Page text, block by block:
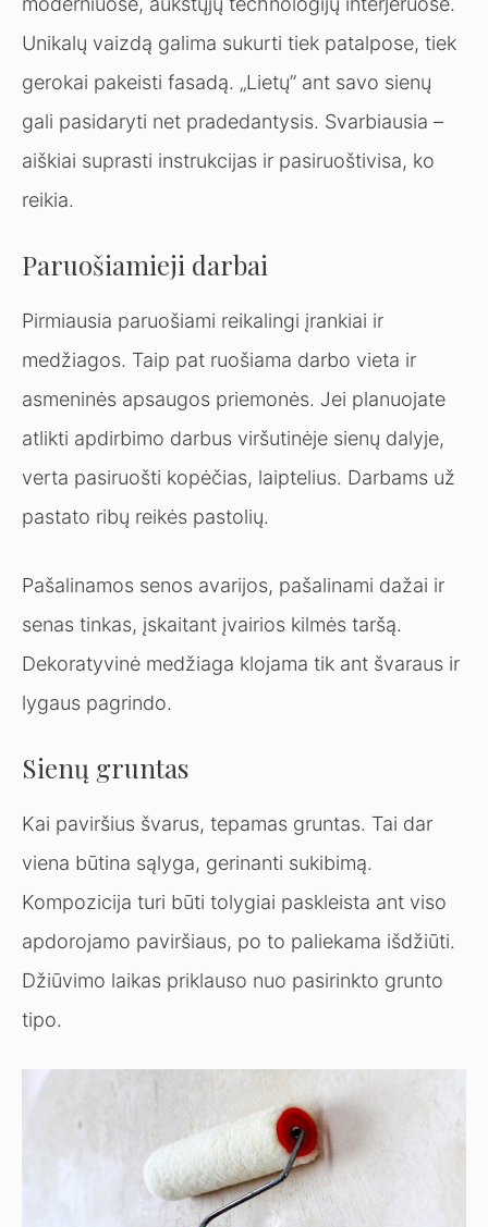
Unikalų vaizdą galima sukurti tiek patalpose, tiek
gerokai pakeisti fasadą. „Lietų” ant savo sienų
gali pasidaryti net pradedantysis. Svarbiausia –
aiškiai suprasti instrukcijas ir pasiruoštivisa, ko
reikia.
Paruošiamieji darbai
Pirmiausia paruošiami reikalingi įrankiai ir
medžiagos. Taip pat ruošiama darbo vieta ir
asmeninės apsaugos priemonės. Jei planuojate
atlikti apdirbimo darbus viršutinėje sienų dalyje,
verta pasiruošti kopėčias, laiptelius. Darbams už
pastato ribų reikės pastolių.
Pašalinamos senos avarijos, pašalinami dažai ir
senas tinkas, įskaitant įvairios kilmės taršą.
Dekoratyvinė medžiaga klojama tik ant švaraus ir
lygaus pagrindo.
Sienų gruntas
Kai paviršius švarus, tepamas gruntas. Tai dar
viena būtina sąlyga, gerinanti sukibimą.
Kompozicija turi būti tolygiai paskleista ant viso
apdorojamo paviršiaus, po to paliekama išdžiūti.
Džiūvimo laikas priklauso nuo pasirinkto grunto
tipo.